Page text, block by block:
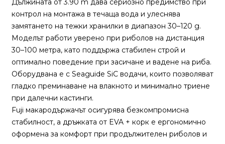
За
нас
Контакти
Поръчка
и
доставка
Връщане
рекламация
Дължината от 3.90 m дава сериозно предимство при
контрол на монтажа в течаща вода и улеснява
замятането на тежки хранилки в диапазон 30–120 g.
Моделът работи уверено при риболов на дистанция
30–100 метра, като поддържа стабилен строй и
оптимално поведение при засичане и вадене на риба.
Оборудвана е с Seaguide SiC водачи, които позволяват
гладко преминаване на влакното и минимално триене
при далечни кастинги.
Fuji макародържачът осигурява безкомпромисна
стабилност, а дръжката от EVA + корк е ергономично
оформена за комфорт при продължителен риболов и